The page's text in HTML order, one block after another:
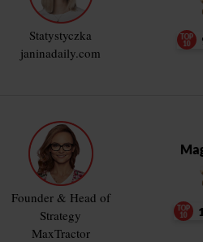
Statystyczka
janinadaily.com
Founder & Head of
Strategy
MaxTractor